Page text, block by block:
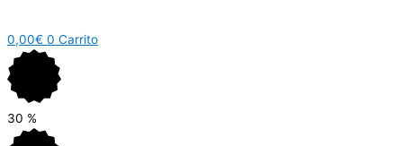
0,00€ 0 Carrito
30 %